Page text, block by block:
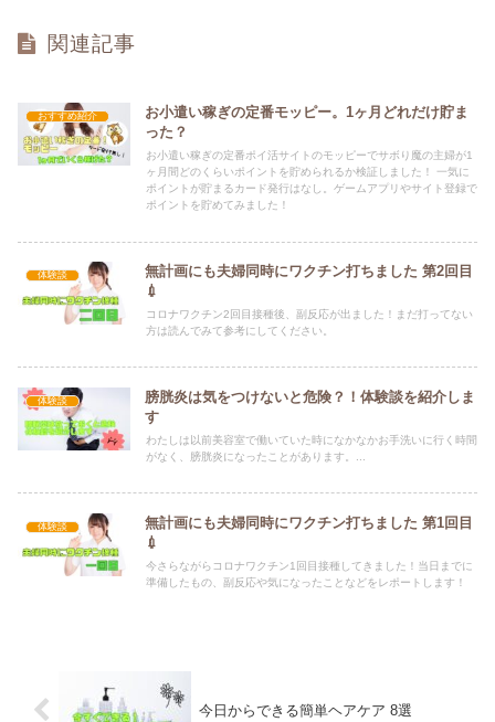
関連記事
おすすめ紹介
お小遣い稼ぎの定番モッピー。1ヶ月どれだけ貯ま
った？
お小遣い稼ぎの定番ポイ活サイトのモッピーでサボり魔の主婦が1
ヶ月間どのくらいポイントを貯められるか検証しました！ 一気に
ポイントが貯まるカード発行はなし。ゲームアプリやサイト登録で
ポイントを貯めてみました！
体験談
無計画にも夫婦同時にワクチン打ちました 第2回目
💉
コロナワクチン2回目接種後、副反応が出ました！まだ打ってない
方は読んでみて参考にしてください。
体験談
膀胱炎は気をつけないと危険？！体験談を紹介しま
す
わたしは以前美容室で働いていた時になかなかお手洗いに行く時間
がなく、膀胱炎になったことがあります。...
体験談
無計画にも夫婦同時にワクチン打ちました 第1回目
💉
今さらながらコロナワクチン1回目接種してきました！当日までに
準備したもの、副反応や気になったことなどをレポートします！
今日からできる簡単ヘアケア 8選